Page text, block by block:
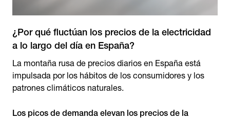
¿Por qué fluctúan los precios de la electricidad
a lo largo del día en España?
La montaña rusa de precios diarios en España está
impulsada por los hábitos de los consumidores y los
patrones climáticos naturales.
Los picos de demanda elevan los precios de la